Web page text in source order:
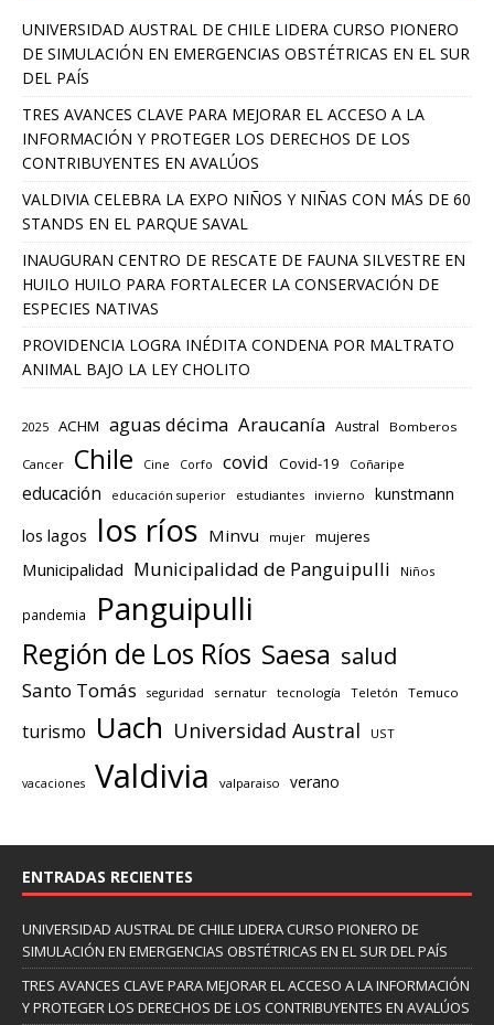
UNIVERSIDAD AUSTRAL DE CHILE LIDERA CURSO PIONERO
DE SIMULACIÓN EN EMERGENCIAS OBSTÉTRICAS EN EL SUR
DEL PAÍS
TRES AVANCES CLAVE PARA MEJORAR EL ACCESO A LA
INFORMACIÓN Y PROTEGER LOS DERECHOS DE LOS
CONTRIBUYENTES EN AVALÚOS
VALDIVIA CELEBRA LA EXPO NIÑOS Y NIÑAS CON MÁS DE 60
STANDS EN EL PARQUE SAVAL
INAUGURAN CENTRO DE RESCATE DE FAUNA SILVESTRE EN
HUILO HUILO PARA FORTALECER LA CONSERVACIÓN DE
ESPECIES NATIVAS
PROVIDENCIA LOGRA INÉDITA CONDENA POR MALTRATO
ANIMAL BAJO LA LEY CHOLITO
2025 ACHM aguas décima Araucanía Austral Bomberos
Cancer Chile Cine Corfo covid Covid-19 Coñaripe
educación educación superior estudiantes invierno kunstmann
los lagos los ríos Minvu mujer mujeres
Municipalidad Municipalidad de Panguipulli Niños
pandemia Panguipulli
Región de Los Ríos Saesa salud
Santo Tomás seguridad sernatur tecnología Teletón Temuco
turismo Uach Universidad Austral UST
vacaciones Valdivia valparaiso verano
ENTRADAS RECIENTES
UNIVERSIDAD AUSTRAL DE CHILE LIDERA CURSO PIONERO DE
SIMULACIÓN EN EMERGENCIAS OBSTÉTRICAS EN EL SUR DEL PAÍS
TRES AVANCES CLAVE PARA MEJORAR EL ACCESO A LA INFORMACIÓN
Y PROTEGER LOS DERECHOS DE LOS CONTRIBUYENTES EN AVALÚOS